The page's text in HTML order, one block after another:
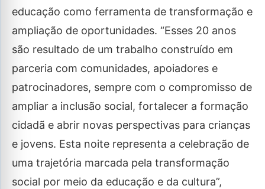
educação como ferramenta de transformação e
ampliação de oportunidades. “Esses 20 anos
são resultado de um trabalho construído em
parceria com comunidades, apoiadores e
patrocinadores, sempre com o compromisso de
ampliar a inclusão social, fortalecer a formação
cidadã e abrir novas perspectivas para crianças
e jovens. Esta noite representa a celebração de
uma trajetória marcada pela transformação
social por meio da educação e da cultura”,